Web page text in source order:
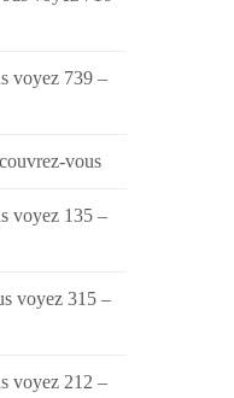
voyez 739 –
vous
voyez 135 –
voyez 315 –
voyez 212 –